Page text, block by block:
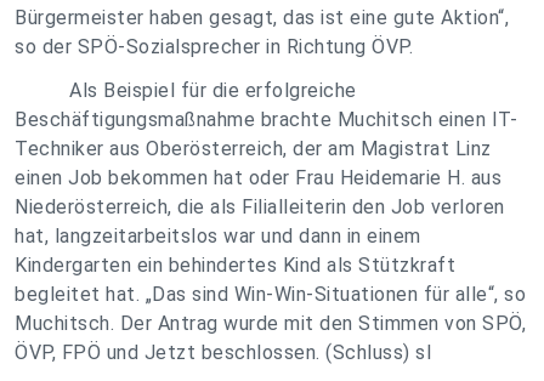
Bürgermeister haben gesagt, das ist eine gute Aktion“,
so der SPÖ-Sozialsprecher in Richtung ÖVP.
Als Beispiel für die erfolgreiche
Beschäftigungsmaßnahme brachte Muchitsch einen IT-
Techniker aus Oberösterreich, der am Magistrat Linz
einen Job bekommen hat oder Frau Heidemarie H. aus
Niederösterreich, die als Filialleiterin den Job verloren
hat, langzeitarbeitslos war und dann in einem
Kindergarten ein behindertes Kind als Stützkraft
begleitet hat. „Das sind Win-Win-Situationen für alle“, so
Muchitsch. Der Antrag wurde mit den Stimmen von SPÖ,
ÖVP, FPÖ und Jetzt beschlossen. (Schluss) sl